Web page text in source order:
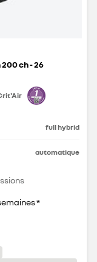
ch - 26
full hybrid
automatique
*